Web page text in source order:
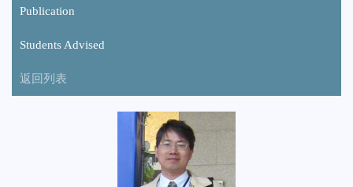
Publication
Students Advised
返回列表